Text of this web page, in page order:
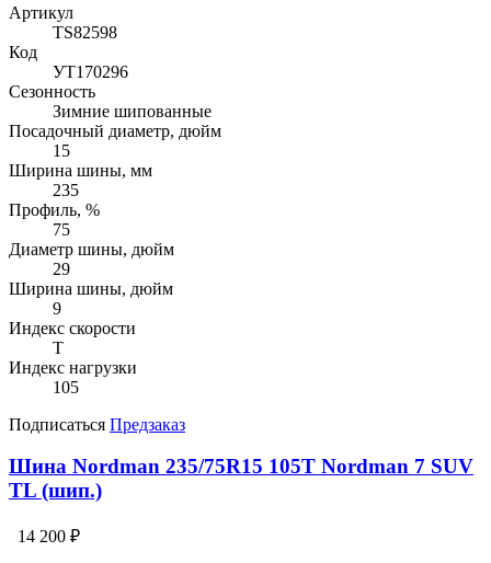
Артикул
TS82598
Код
УТ170296
Сезонность
Зимние шипованные
Посадочный диаметр, дюйм
15
Ширина шины, мм
235
Профиль, %
75
Диаметр шины, дюйм
29
Ширина шины, дюйм
9
Индекс скорости
T
Индекс нагрузки
105
Подписаться Предзаказ
Шина Nordman 235/75R15 105T Nordman 7 SUV
TL (шип.)
14 200 ₽